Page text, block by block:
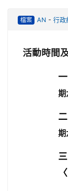
檔案 AN - 行政
活動時間